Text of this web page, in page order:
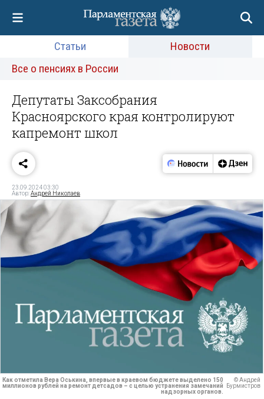
Статьи
Новости
Все о пенсиях в России
Депутаты Заксобрания
Красноярского края контролируют
капремонт школ
23.09.2024 03:30
Автор:Андрей Николаев
Как отметила Вера Оськина, впервые в краевом бюджете выделено 150
миллионов рублей на ремонт детсадов – с целью устранения замечаний
надзорных органов.
© Андрей
Бурмистров